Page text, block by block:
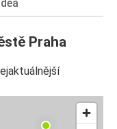
Praha